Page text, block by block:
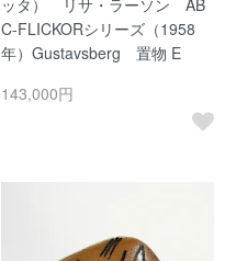
C-FLICKORシリーズ（1958
年）Gustavsberg 置物 E
143,000円